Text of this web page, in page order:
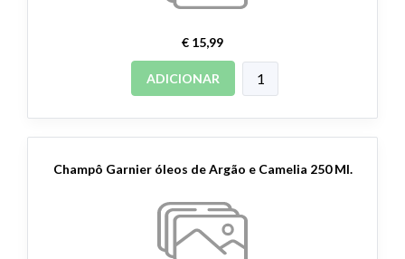
€ 15,99
ADICIONAR
Champô Garnier óleos de Argão e Camelia 250 Ml.